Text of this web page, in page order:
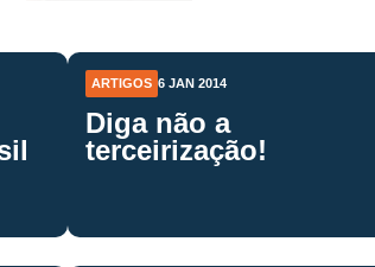
ARTIGOS 6 JAN 2014
Diga não a
terceirização!